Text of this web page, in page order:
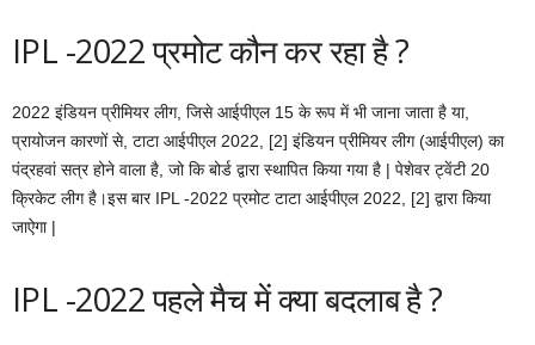
IPL -2022 प्रमोट कौन कर रहा है ?
2022 इंडियन प्रीमियर लीग, जिसे आईपीएल 15 के रूप में भी जाना जाता है या,
प्रायोजन कारणों से, टाटा आईपीएल 2022, [2] इंडियन प्रीमियर लीग (आईपीएल) का
पंद्रहवां सत्र होने वाला है, जो कि बोर्ड द्वारा स्थापित किया गया है | पेशेवर ट्वेंटी 20
क्रिकेट लीग है।इस बार IPL -2022 प्रमोट टाटा आईपीएल 2022, [2] द्वारा किया
जाऐगा |
IPL -2022 पहले मैच में क्या बदलाब है ?